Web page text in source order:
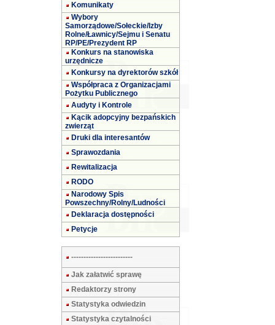
Komunikaty
Wybory
Samorządowe/Sołeckie/Izby
Rolne/Ławnicy/Sejmu i Senatu
RP/PE/Prezydent RP
Konkurs na stanowiska
urzędnicze
Konkursy na dyrektorów szkół
Współpraca z Organizacjami
Pożytku Publicznego
Audyty i Kontrole
Kącik adopcyjny bezpańskich
zwierząt
Druki dla interesantów
Sprawozdania
Rewitalizacja
RODO
Narodowy Spis
Powszechny/Rolny/Ludności
Deklaracja dostępności
Petycje
-------------------------
Jak załatwić sprawę
Redaktorzy strony
Statystyka odwiedzin
Statystyka czytalności